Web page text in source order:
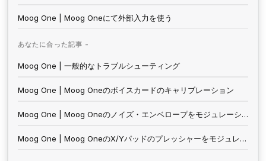
Moog One | Moog Oneにて外部入力を使う
あなたに合った記事 -
Moog One | 一般的なトラブルシューティング
Moog One | Moog Oneのボイスカードのキャリブレーション
Moog One | Moog Oneのノイズ・エンベロープをモジュレーション・ソースとして使うには？
Moog One | Moog OneのX/Yパッドのプレッシャーをモジュレーション・ソースとして使うには？